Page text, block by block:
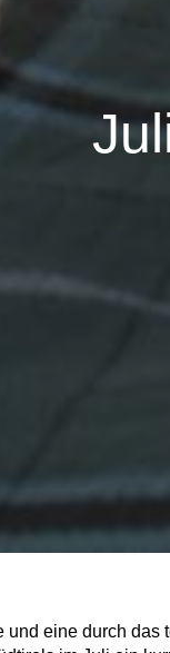
und eine durch das